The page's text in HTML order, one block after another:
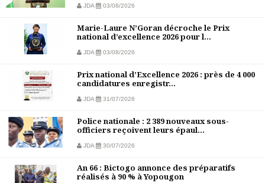
JDA 03/08/2026
Marie-Laure N’Goran décroche le Prix
national d’excellence 2026 pour l...
JDA 03/08/2026
Prix national d’Excellence 2026 : près de 4 000
candidatures enregistr...
JDA 31/07/2026
Police nationale : 2 389 nouveaux sous-
officiers reçoivent leurs épaul...
JDA 30/07/2026
An 66 : Bictogo annonce des préparatifs
réalisés à 90 % à Yopougon